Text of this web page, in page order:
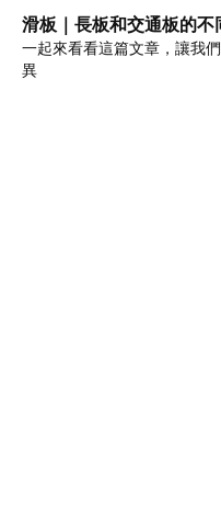
滑板｜長板和交通板的不
一起來看看這篇文章，讓我
異